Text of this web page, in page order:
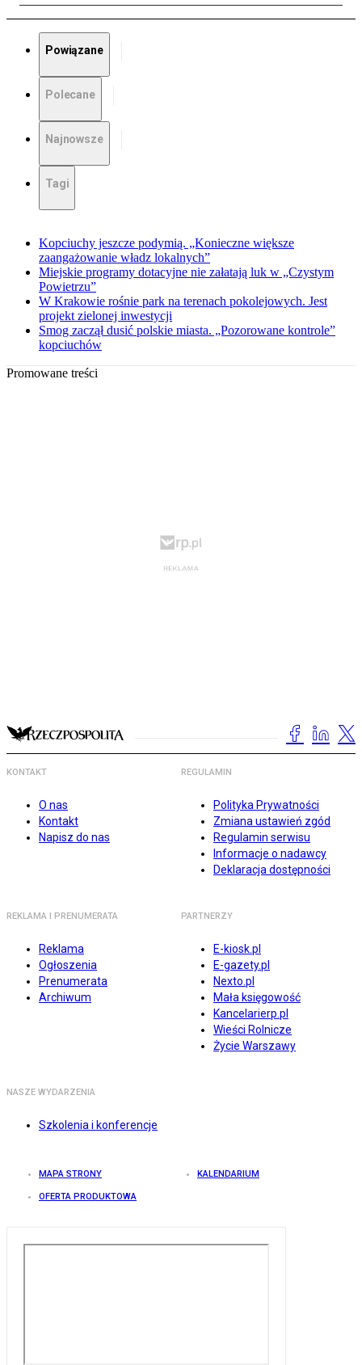
Powiązane
Polecane
Najnowsze
Tagi
Kopciuchy jeszcze podymią. „Konieczne większe
zaangażowanie władz lokalnych”
Miejskie programy dotacyjne nie załatają luk w „Czystym
Powietrzu”
W Krakowie rośnie park na terenach pokolejowych. Jest
projekt zielonej inwestycji
Smog zaczął dusić polskie miasta. „Pozorowane kontrole”
kopciuchów
Promowane treści
KONTAKT
O nas
Kontakt
Napisz do nas
REGULAMIN
Polityka Prywatności
Zmiana ustawień zgód
Regulamin serwisu
Informacje o nadawcy
Deklaracja dostępności
REKLAMA I PRENUMERATA
Reklama
Ogłoszenia
Prenumerata
Archiwum
PARTNERZY
E-kiosk.pl
E-gazety.pl
Nexto.pl
Mała księgowość
Kancelarierp.pl
Wieści Rolnicze
Życie Warszawy
NASZE WYDARZENIA
Szkolenia i konferencje
MAPA STRONY KALENDARIUM
OFERTA PRODUKTOWA